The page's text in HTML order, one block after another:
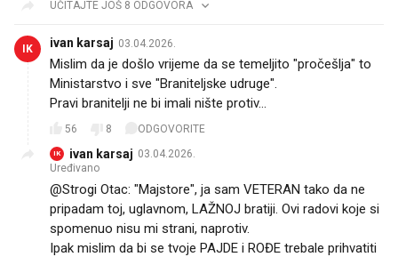
UČITAJTE JOŠ 8 ODGOVORA
IK ivan karsaj 03.04.2026.
Mislim da je došlo vrijeme da se temeljito "pročešlja" to
Ministarstvo i sve "Braniteljske udruge".
Pravi branitelji ne bi imali nište protiv...
56 8 ODGOVORITE
IK ivan karsaj 03.04.2026.
Uređivano
@Strogi Otac: "Majstore", ja sam VETERAN tako da ne
pripadam toj, uglavnom, LAŽNOJ bratiji. Ovi radovi koje si
spomenuo nisu mi strani, naprotiv.
Ipak mislim da bi se tvoje PAJDE i ROĐE trebale prihvatiti